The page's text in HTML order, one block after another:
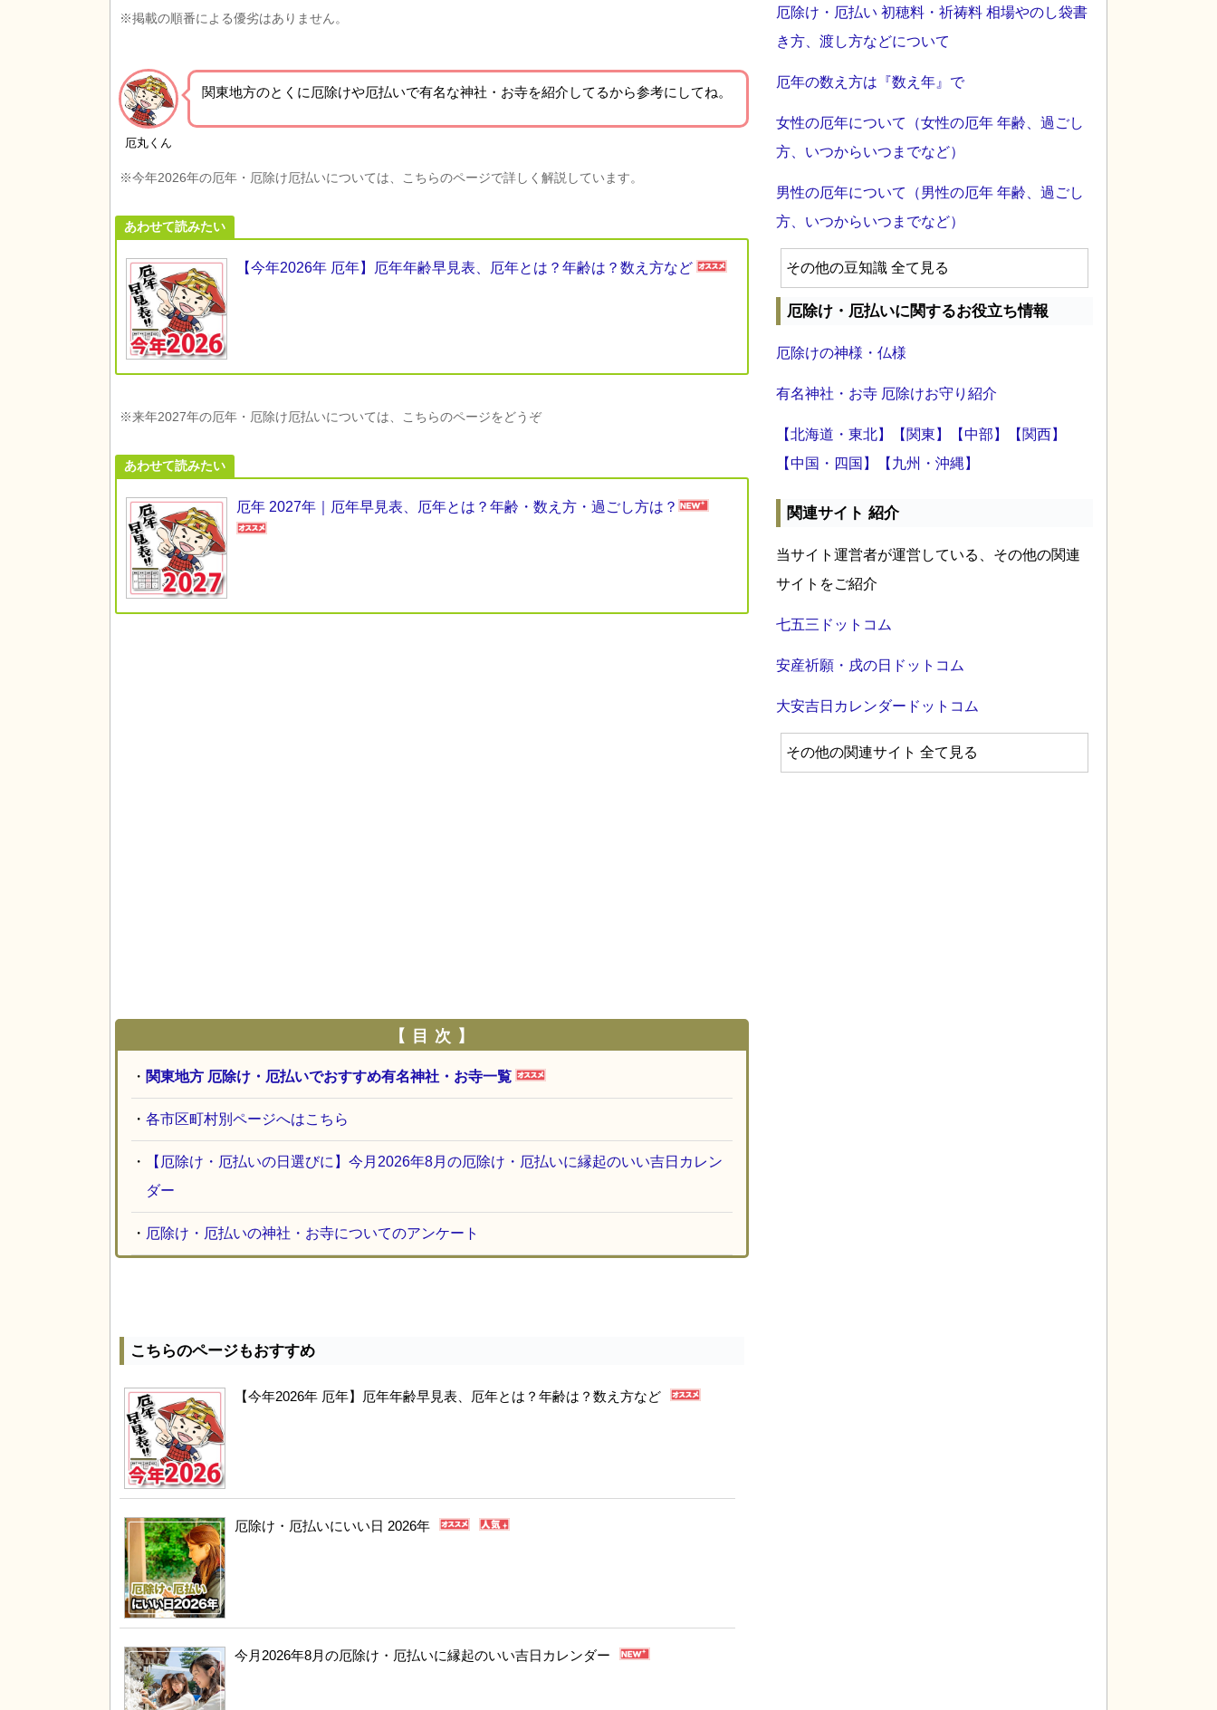
※掲載の順番による優劣はありません。
厄丸くん
関東地方のとくに厄除けや厄払いで有名な神社・お寺を紹介 してるから参考にしてね。
※今年2026年の厄年・厄除け厄払いについては、こちらのページで詳しく解説しています。
あわせて読みたい
【今年2026年 厄年】厄年年齢早見表、厄年とは？年齢は？数え方など
※来年2027年の厄年・厄除け厄払いについては、こちらのページをどうぞ
あわせて読みたい
厄年 2027年｜厄年早見表、厄年とは？年齢・数え方・過ごし方は？
【 目 次 】
・ 関東地方 厄除け・厄払いでおすすめ有名神社・お寺一覧
・ 各市区町村別ページへはこちら
・
【厄除け・厄払いの日選びに】今月2026年8月の厄除け・厄払いに縁起のいい吉日カレン
ダー
・ 厄除け・厄払いの神社・お寺についてのアンケート
こちらのページもおすすめ
【今年2026年 厄年】厄年年齢早見表、厄年とは？年齢は？数え方など
厄除け・厄払いにいい日 2026年
今月2026年8月の厄除け・厄払いに縁起のいい吉日カレンダー
厄除け・厄払い 初穂料・祈祷料 相場やのし袋書
き方、渡し方などについて
厄年の数え方は『数え年』で
女性の厄年について（女性の厄年 年齢、過ごし
方、いつからいつまでなど）
男性の厄年について（男性の厄年 年齢、過ごし
方、いつからいつまでなど）
その他の豆知識 全て見る
厄除け・厄払いに関するお役立ち情報
厄除けの神様・仏様
有名神社・お寺 厄除けお守り紹介
【北海道・東北】 【関東】 【中部】
【関西】
【中国・四国】
【九州・沖縄】
関連サイト 紹介
当サイト運営者が運営している、その他の関連
サイトをご紹介
七五三ドットコム
安産祈願・戌の日ドットコム
大安吉日カレンダードットコム
その他の関連サイト 全て見る